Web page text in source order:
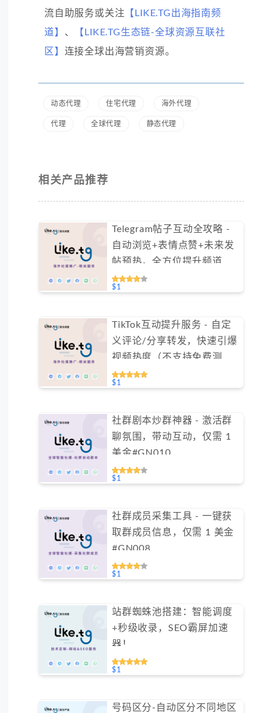
流自助服务或关注 【LIKE.TG出海指南频
道】 、
【LIKE.TG生态链-全球资源互联社
区】 连接全球出海营销资源。
动态代理 住宅代理 海外代理
代理 全球代理 静态代理
相关产品推荐
Telegram帖子互动全攻略 -
自动浏览+表情点赞+未来发
帖预热，全方位提升频道活
跃度（不支持免费测试）
$1
TikTok互动提升服务 - 自定
义评论/分享转发，快速引爆
视频热度（不支持免费测
试）
$1
社群剧本炒群神器 - 激活群
聊氛围，带动互动，仅需 1
美金#GN010
$1
社群成员采集工具 - 一键获
取群成员信息，仅需 1 美金
#GN008
$1
站群蜘蛛池搭建：智能调度
+秒级收录，SEO霸屏加速
器！
$1
号码区分-自动区分不同地区